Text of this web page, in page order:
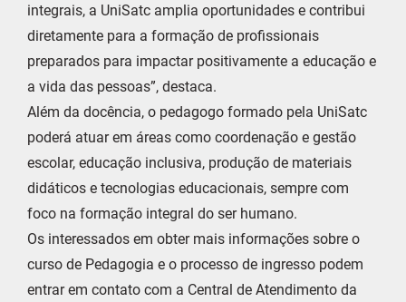
integrais, a UniSatc amplia oportunidades e contribui
diretamente para a formação de profissionais
preparados para impactar positivamente a educação e
a vida das pessoas”, destaca.
Além da docência, o pedagogo formado pela UniSatc
poderá atuar em áreas como coordenação e gestão
escolar, educação inclusiva, produção de materiais
didáticos e tecnologias educacionais, sempre com
foco na formação integral do ser humano.
Os interessados em obter mais informações sobre o
curso de Pedagogia e o processo de ingresso podem
entrar em contato com a Central de Atendimento da